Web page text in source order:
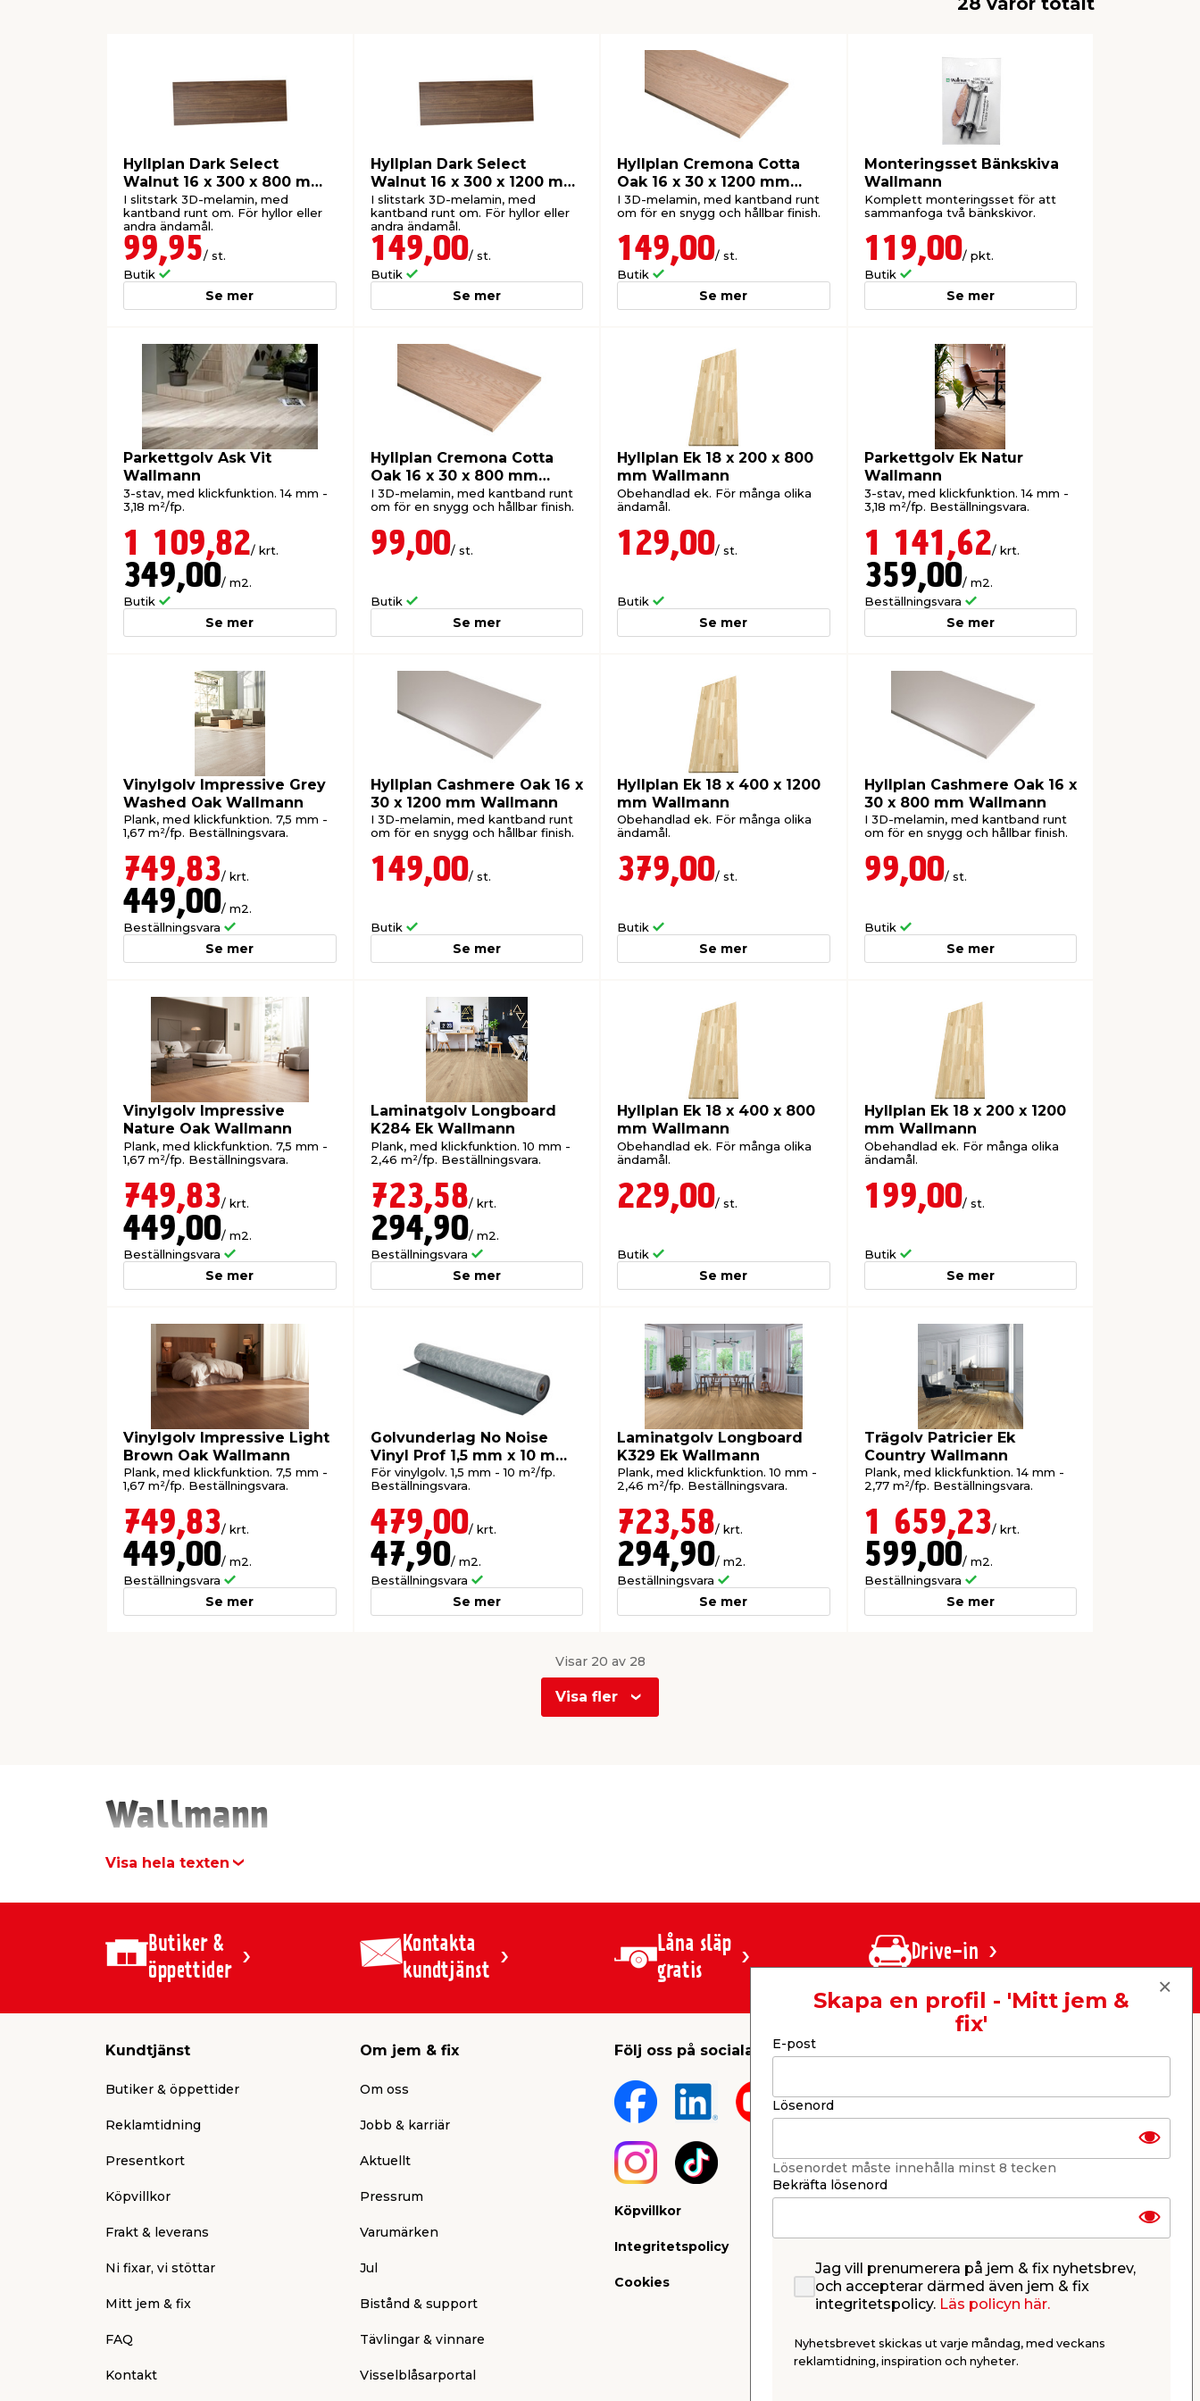
Hyllplan Dark Select
Walnut 16 x 300 x 800 mm
Wallmann
I slitstark 3D-melamin, med
kantband runt om. För hyllor eller
andra ändamål.
99,95/ st.
Butik
Se mer
Hyllplan Dark Select
Walnut 16 x 300 x 1200 mm
Wallmann
I slitstark 3D-melamin, med
kantband runt om. För hyllor eller
andra ändamål.
149,00/ st.
Butik
Se mer
Hyllplan Cremona Cotta
Oak 16 x 30 x 1200 mm
Wallmann
I 3D-melamin, med kantband runt
om för en snygg och hållbar finish.
149,00/ st.
Butik
Se mer
Monteringsset Bänkskiva
Wallmann
Komplett monteringsset för att
sammanfoga två bänkskivor.
119,00/ pkt.
Butik
Se mer
Parkettgolv Ask Vit
Wallmann
3-stav, med klickfunktion. 14 mm -
3,18 m²/fp.
1 109,82/ krt.
349,00/ m2.
Butik
Se mer
Hyllplan Cremona Cotta
Oak 16 x 30 x 800 mm
Wallmann
I 3D-melamin, med kantband runt
om för en snygg och hållbar finish.
99,00/ st.
Butik
Se mer
Hyllplan Ek 18 x 200 x 800
mm Wallmann
Obehandlad ek. För många olika
ändamål.
129,00/ st.
Butik
Se mer
Parkettgolv Ek Natur
Wallmann
3-stav, med klickfunktion. 14 mm -
3,18 m²/fp. Beställningsvara.
1 141,62/ krt.
359,00/ m2.
Beställningsvara
Se mer
Vinylgolv Impressive Grey
Washed Oak Wallmann
Plank, med klickfunktion. 7,5 mm -
1,67 m²/fp. Beställningsvara.
749,83/ krt.
449,00/ m2.
Beställningsvara
Se mer
Hyllplan Cashmere Oak 16 x
30 x 1200 mm Wallmann
I 3D-melamin, med kantband runt
om för en snygg och hållbar finish.
149,00/ st.
Butik
Se mer
Hyllplan Ek 18 x 400 x 1200
mm Wallmann
Obehandlad ek. För många olika
ändamål.
379,00/ st.
Butik
Se mer
Hyllplan Cashmere Oak 16 x
30 x 800 mm Wallmann
I 3D-melamin, med kantband runt
om för en snygg och hållbar finish.
99,00/ st.
Butik
Se mer
Vinylgolv Impressive
Nature Oak Wallmann
Plank, med klickfunktion. 7,5 mm -
1,67 m²/fp. Beställningsvara.
749,83/ krt.
449,00/ m2.
Beställningsvara
Se mer
Laminatgolv Longboard
K284 Ek Wallmann
Plank, med klickfunktion. 10 mm -
2,46 m²/fp. Beställningsvara.
723,58/ krt.
294,90/ m2.
Beställningsvara
Se mer
Hyllplan Ek 18 x 400 x 800
mm Wallmann
Obehandlad ek. För många olika
ändamål.
229,00/ st.
Butik
Se mer
Hyllplan Ek 18 x 200 x 1200
mm Wallmann
Obehandlad ek. För många olika
ändamål.
199,00/ st.
Butik
Se mer
Vinylgolv Impressive Light
Brown Oak Wallmann
Plank, med klickfunktion. 7,5 mm -
1,67 m²/fp. Beställningsvara.
749,83/ krt.
449,00/ m2.
Beställningsvara
Se mer
Golvunderlag No Noise
Vinyl Prof 1,5 mm x 10 m
Wallmann
För vinylgolv. 1,5 mm - 10 m²/fp.
Beställningsvara.
479,00/ krt.
47,90/ m2.
Beställningsvara
Se mer
Laminatgolv Longboard
K329 Ek Wallmann
Plank, med klickfunktion. 10 mm -
2,46 m²/fp. Beställningsvara.
723,58/ krt.
294,90/ m2.
Beställningsvara
Se mer
Trägolv Patricier Ek
Country Wallmann
Plank, med klickfunktion. 14 mm -
2,77 m²/fp. Beställningsvara.
1 659,23/ krt.
599,00/ m2.
Beställningsvara
Se mer
Visar 20 av 28
Visa fler
Wallmann
Visa hela texten
Butiker &
öppettider
Kontakta
kundtjänst
Låna släp
gratis
Drive-in
Kundtjänst
Butiker & öppettider
Reklamtidning
Presentkort
Köpvillkor
Frakt & leverans
Ni fixar, vi stöttar
Mitt jem & fix
FAQ
Kontakt
Om jem & fix
Om oss
Jobb & karriär
Aktuellt
Pressrum
Varumärken
Jul
Bistånd & support
Tävlingar & vinnare
Visselblåsarportal
Följ oss på sociala medier
Köpvillkor
Integritetspolicy
Cookies
Läs mer om Trygg e-handel här.
Skapa en profil - 'Mitt jem &
fix'
E-post
Lösenord
Lösenordet måste innehålla minst 8 tecken
Bekräfta lösenord
Jag vill prenumerera på jem & fix nyhetsbrev,
och accepterar därmed även jem & fix
integritetspolicy. Läs policyn här.
Nyhetsbrevet skickas ut varje måndag, med veckans
reklamtidning, inspiration och nyheter.